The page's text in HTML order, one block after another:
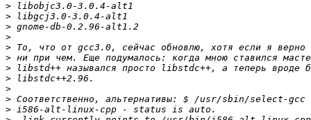
>
>
>
>
>
>
>
>
>
>
>